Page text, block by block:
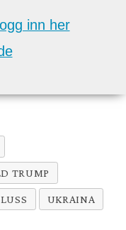
inn her
TRUMP
UKRAINA